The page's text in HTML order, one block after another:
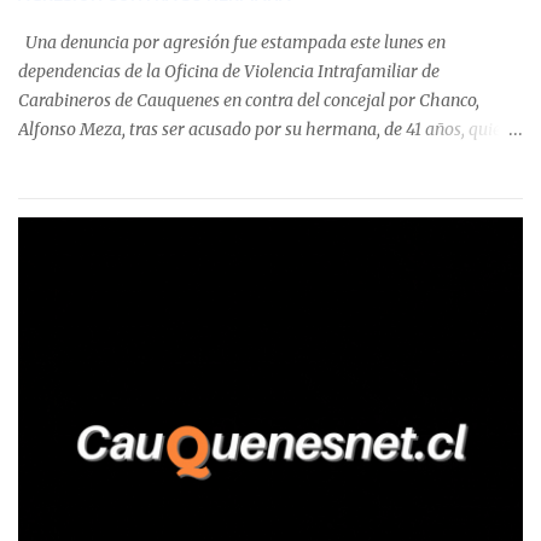
precisa que la mayor cantidad de dinero apostado se registró en
Talca, donde...
Una denuncia por agresión fue estampada este lunes en
dependencias de la Oficina de Violencia Intrafamiliar de
Carabineros de Cauquenes en contra del concejal por Chanco,
Alfonso Meza, tras ser acusado por su hermana, de 41 años, quien
relató que los hechos ocurrieron cerca de las 11:30 horas en el
trabajadores, el edil descendió del vehículo y, en medio de la
confrontación, la habría tomado de los hombros, empujado al
suelo y agredido con golpes de pies y manos, mientr...